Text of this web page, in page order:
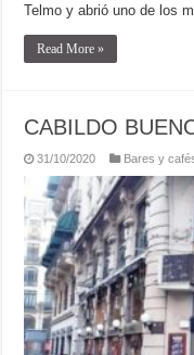
Telmo y abrió uno de los
Read More »
CABILDO
31/10/2020 Bares y